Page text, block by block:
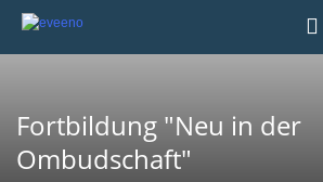
Fortbildung "Neu in der
Ombudschaft"